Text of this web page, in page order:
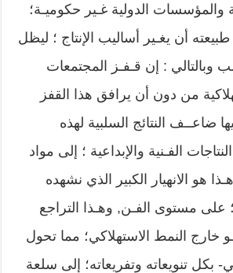
والمؤسسات الدولية غـير حكوميـة؛
طبيعته أن يغـير أساليب الإنتاج ؛ ليظل
وبالتالي : إن قـفـز المجتمعات
من دون أن يرافق هذا القفز
ضاعــف النتائج السلبية لهذه
الفـنية والإبداعية ؛ إلى مواد
هو الانهيار الكبير الذي نشهده
على مستوى الفـن, وهـذا التراجع
خارج النمط الاستهلاكي؛ مما تحول
بكل تنويعاته وتفريعاته؛ إلى سلعة